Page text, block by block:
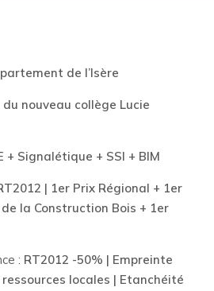
de l’Isère
nouveau collège Lucie
+ Signalétique + SSI + BIM
| 1er Prix Régional + 1er
la Construction Bois + 1er
: RT2012 -50% | Empreinte
locales | Etanchéité